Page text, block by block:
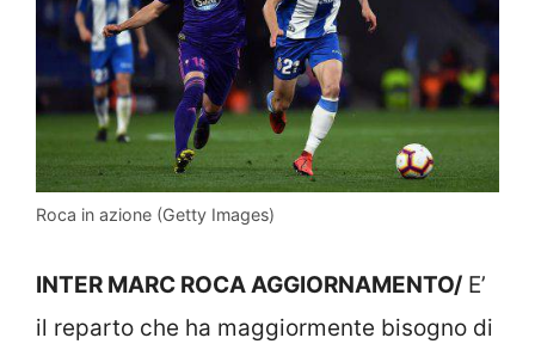
Roca in azione (Getty Images)
INTER MARC ROCA AGGIORNAMENTO/ E’
il reparto che ha maggiormente bisogno di